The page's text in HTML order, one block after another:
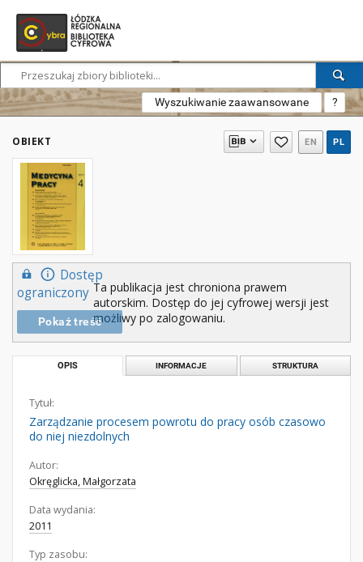
Wyszukiwanie zaawansowane ?
OBIEKT EN PL
Dostęp
ograniczony
Pokaż treść
Ta publikacja jest chroniona prawem
autorskim. Dostęp do jej cyfrowej wersji jest
możliwy po zalogowaniu.
OPIS INFORMACJE STRUKTURA
Tytuł:
Zarządzanie procesem powrotu do pracy osób czasowo
do niej niezdolnych
Autor:
Okręglicka, Małgorzata
Data wydania:
2011
Typ zasobu: